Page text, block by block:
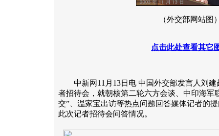
（外交部网站图
点击此处查看其它
中新网11月13日电 中国外交部发言人刘建
者招待会，就朝核第二轮六方会谈、中印海军
交”、温家宝出访等热点问题回答媒体记者的
此次记者招待会问答情况。